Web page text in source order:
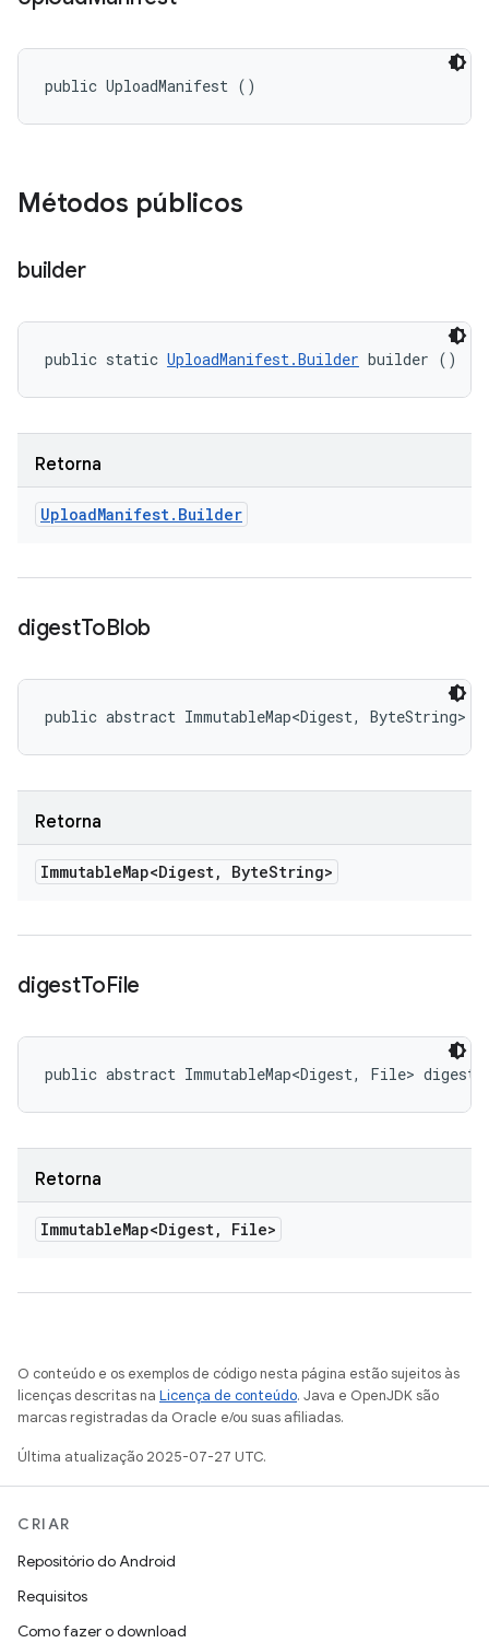
public UploadManifest ()
Métodos públicos
builder
public static UploadManifest.Builder builder ()
Retorna
UploadManifest. Builder
digestToBlob
public abstract ImmutableMap<Digest, ByteString>
Retorna
ImmutableMap<Digest, ByteString>
digestToFile
public abstract ImmutableMap<Digest, File>
Retorna
ImmutableMap<Digest, File>
O conteúdo e os exemplos de código nesta página estão sujeitos às
licenças descritas na Licença de conteúdo. Java e OpenJDK são
marcas registradas da Oracle e/ou suas afiliadas.
Última atualização 2025-07-27 UTC.
CRIAR
Repositório do Android
Requisitos
Como fazer o download